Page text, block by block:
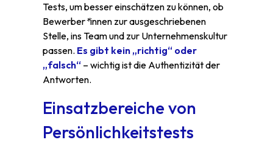
Tests, um besser einschätzen zu können, ob
Bewerber*innen zur ausgeschriebenen
Stelle, ins Team und zur Unternehmenskultur
passen. Es gibt kein „richtig“ oder
„falsch“ – wichtig ist die Authentizität der
Antworten.
Einsatzbereiche von
Persönlichkeitstests